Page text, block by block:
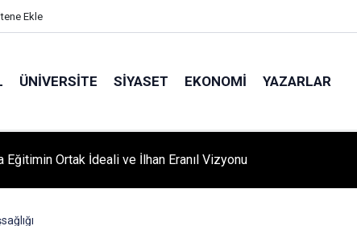
Ekle
ÜNIVERSITE SIYASET EKONOMI YAZARLAR
‘YAZA MERHABA’ COŞKUSU: Kursiyerler Gönüllerince Eğlendi!